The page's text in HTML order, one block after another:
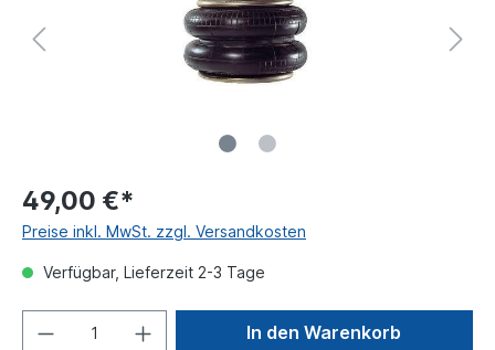
49,00 €*
Preise inkl. MwSt. zzgl. Versandkosten
Verfügbar, Lieferzeit 2-3 Tage
In den Warenkorb